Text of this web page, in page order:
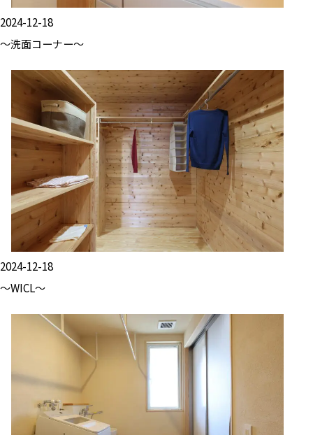
2024-12-18
～洗面コーナー～
2024-12-18
～WICL～